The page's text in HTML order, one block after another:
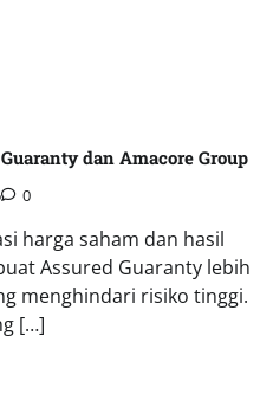
dan Amacore Group
0
harga saham dan hasil
Assured Guaranty lebih
menghindari risiko tinggi.
[…]